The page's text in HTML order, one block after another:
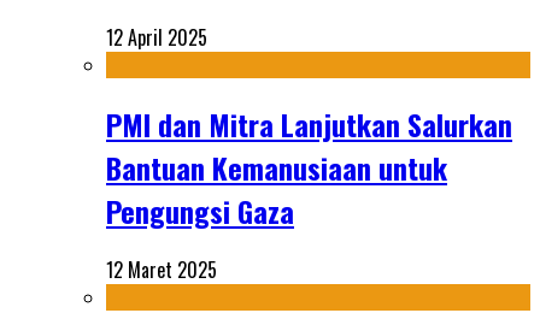
12 April 2025
PMI dan Mitra Lanjutkan Salurkan
Bantuan Kemanusiaan untuk
Pengungsi Gaza
12 Maret 2025